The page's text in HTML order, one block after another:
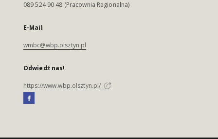
089 524 90 48 (Pracownia Regionalna)
E-Mail
wmbc@wbp.olsztyn.pl
Odwiedź nas!
https://www.wbp.olsztyn.pl/